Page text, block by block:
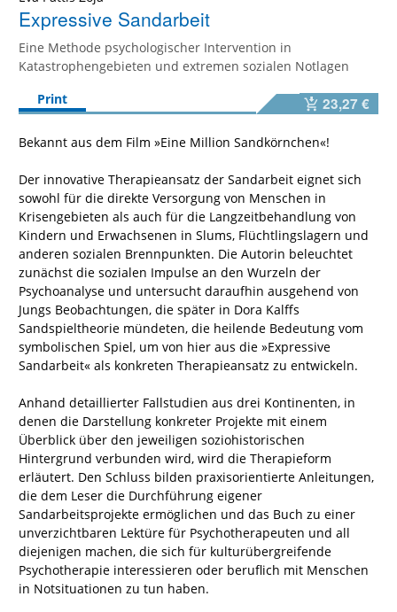
Expressive Sandarbeit
Eine Methode psychologischer Intervention in
Katastrophengebieten und extremen sozialen Notlagen
Print
23,27 €
Bekannt aus dem Film »Eine Million Sandkörnchen«!
Der innovative Therapieansatz der Sandarbeit eignet sich
sowohl für die direkte Versorgung von Menschen in
Krisengebieten als auch für die Langzeitbehandlung von
Kindern und Erwachsenen in Slums, Flüchtlingslagern und
anderen sozialen Brennpunkten. Die Autorin beleuchtet
zunächst die sozialen Impulse an den Wurzeln der
Psychoanalyse und untersucht daraufhin ausgehend von
Jungs Beobachtungen, die später in Dora Kalffs
Sandspieltheorie mündeten, die heilende Bedeutung vom
symbolischen Spiel, um von hier aus die »Expressive
Sandarbeit« als konkreten Therapieansatz zu entwickeln.
Anhand detaillierter Fallstudien aus drei Kontinenten, in
denen die Darstellung konkreter Projekte mit einem
Überblick über den jeweiligen soziohistorischen
Hintergrund verbunden wird, wird die Therapieform
erläutert. Den Schluss bilden praxisorientierte Anleitungen,
die dem Leser die Durchführung eigener
Sandarbeitsprojekte ermöglichen und das Buch zu einer
unverzichtbaren Lektüre für Psychotherapeuten und all
diejenigen machen, die sich für kulturübergreifende
Psychotherapie interessieren oder beruflich mit Menschen
in Notsituationen zu tun haben.